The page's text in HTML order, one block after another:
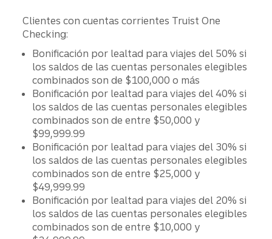
Clientes con cuentas corrientes Truist One
Checking:
Bonificación por lealtad para viajes del 50% si
los saldos de las cuentas personales elegibles
combinados son de $100,000 o más
Bonificación por lealtad para viajes del 40% si
los saldos de las cuentas personales elegibles
combinados son de entre $50,000 y
$99,999.99
Bonificación por lealtad para viajes del 30% si
los saldos de las cuentas personales elegibles
combinados son de entre $25,000 y
$49,999.99
Bonificación por lealtad para viajes del 20% si
los saldos de las cuentas personales elegibles
combinados son de entre $10,000 y